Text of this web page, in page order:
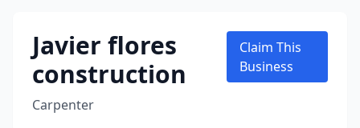
Javier flores
construction
Carpenter
Claim This
Business